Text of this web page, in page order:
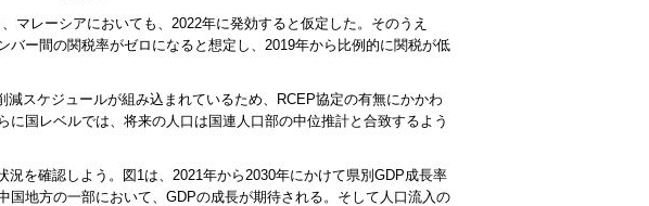
マレーシアにおいても、2022年に発効すると仮定した。そのうえ
ー間の関税率がゼロになると想定し、2019年から比例的に関税が低
スケジュールが組み込まれているため、RCEP協定の有無にかかわ
国レベルでは、将来の人口は国連人口部の中位推計と合致するよう
を確認しよう。図1は、2021年から2030年にかけて県別GDP成長率
地方の一部において、GDPの成長が期待される。そして人口流入の